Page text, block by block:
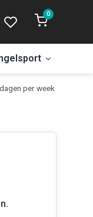
0
dagen per week open.